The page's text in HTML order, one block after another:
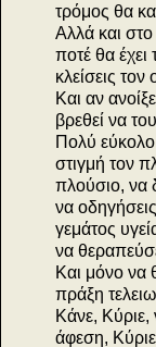
τρόμος θα
Αλλά και
ποτέ θα
κλείσεις
Και αν
βρεθεί να
Πολύ εύκολο
στιγμή τον
πλούσιο, να
να
γεμάτος
να
Και μόνο να
πράξη
Κάνε,
άφεση,